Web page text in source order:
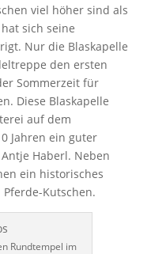
viel höher sind als
sich seine
Nur die Blaskapelle
den ersten
Sommerzeit für
Diese Blaskapelle
auf dem
Jahren ein guter
Haberl. Neben
ein historisches
Kutschen.
Rundtempel im